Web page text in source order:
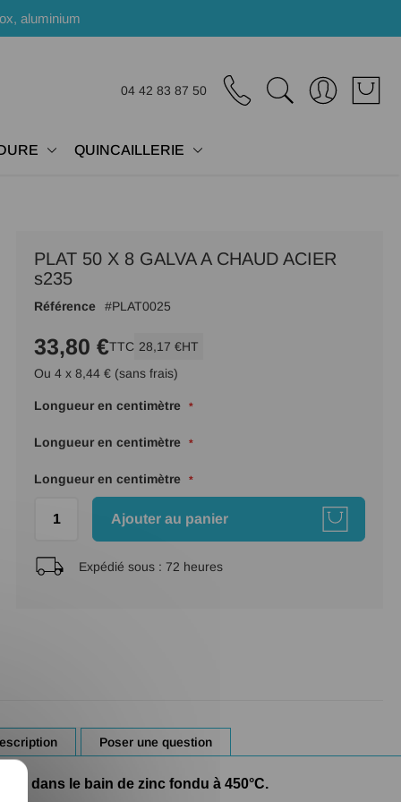
aluminium
04 42 83 87 50
QUINCAILLERIE
PLAT 50 X 8 GALVA A CHAUD ACIER
s235
Référence PLAT0025
33,80 €TTC 28,17 €HT
Ou 4 x 8,44 € (sans frais)
Longueur en centimètre
Longueur en centimètre
Longueur en centimètre
Ajouter au panier
Expédié sous : 72 heures
dans le bain de zinc fondu à 450°C.
Poser une question